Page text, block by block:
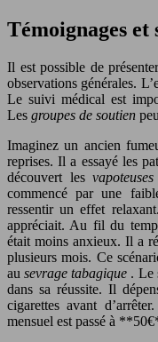
Témoignages
Il est possible de
observations générales.
Le suivi médical est
Les groupes de soutien
Imaginez un ancien
reprises. Il a essayé les
découvert les
commencé par une
ressentir un effet
appréciait. Au fil du
était moins anxieux. Il a
plusieurs mois. Ce
ausevrage tabagique . Le
dans sa réussite. Il
cigarettes avant
mensuel est passé à